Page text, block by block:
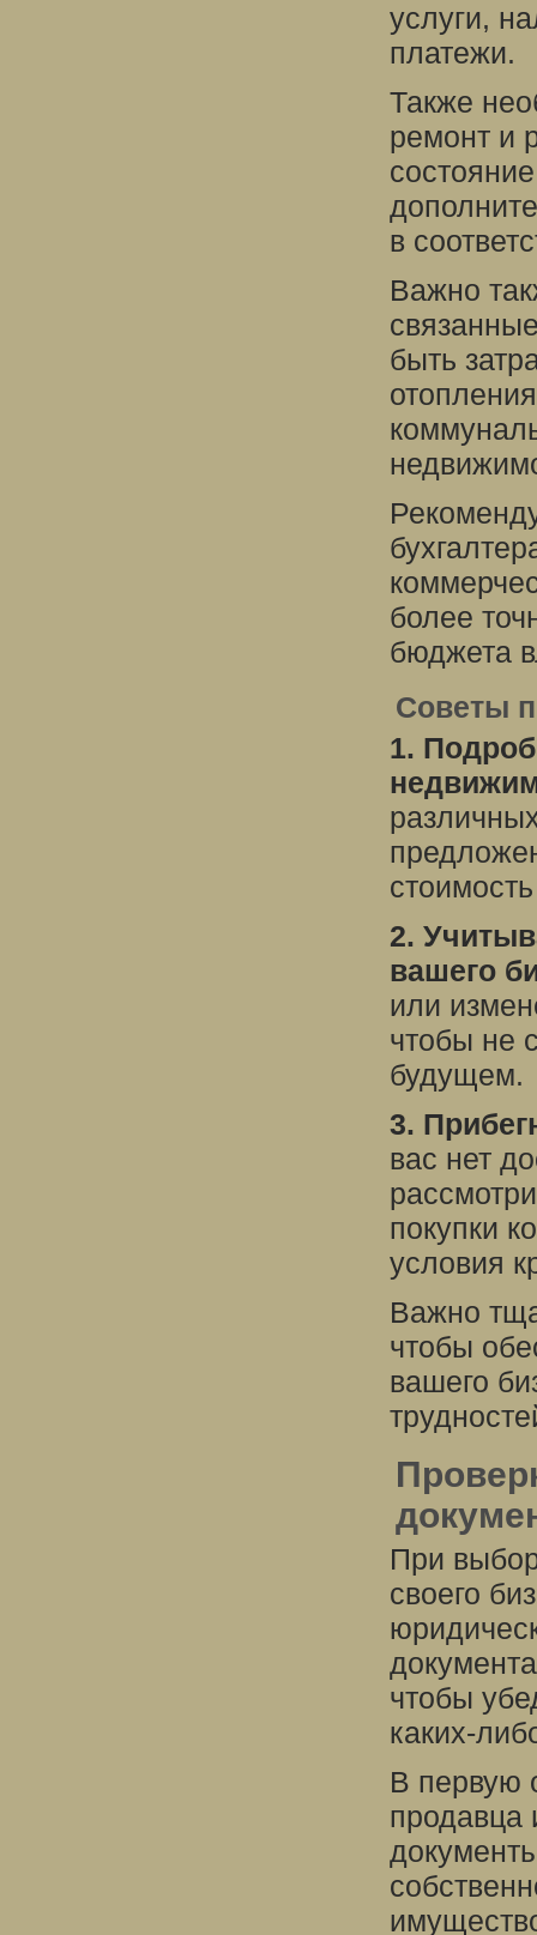
услуги,
платежи.
Также
ремонт и
в
Важно
быть
более
бюджета
Советы
1.
2.
вашего
или
чтобы не
будущем.
3.
вас нет
покупки
условия
Важно
чтобы
вашего
При
своего
чтобы
каких-
В первую
продавца